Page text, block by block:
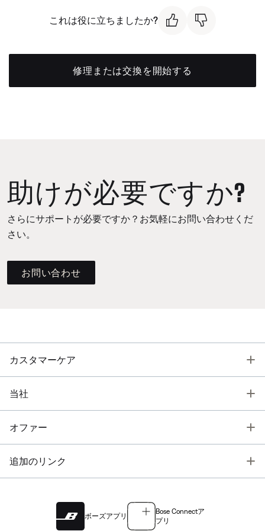
これは役に立ちましたか?
修理または交換を開始する
助けが必要ですか?
さらにサポートが必要ですか？お気軽にお問い合わせくだ
さい。
お問い合わせ
カスタマーケア
当社
オファー
追加のリンク
ボーズアプリ
Bose Connectア
プリ